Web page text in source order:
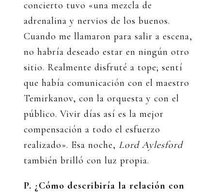
concierto tuvo «una mezcla de
adrenalina y nervios de los buenos.
Cuando me llamaron para salir a escena,
no habría deseado estar en ningún otro
sitio. Realmente disfruté a tope; sentí
que había comunicación con el maestro
Temirkanov, con la orquesta y con el
público. Vivir días así es la mejor
compensación a todo el esfuerzo
realizado». Esa noche, Lord Aylesford
también brilló con luz propia.
P. ¿Cómo describiría la relación con